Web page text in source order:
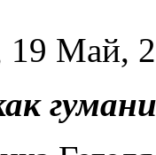
19 Май,